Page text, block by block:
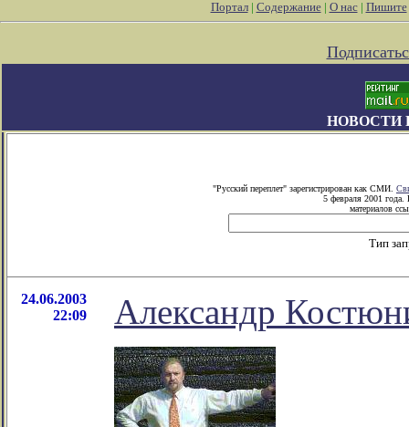
Портал| Содержание| О нас| Пишите
НОВОСТИ
"Русский переплет" зарегистрирован как СМИ.
5 февраля 2001 года.
материалов
Тип
24.06.2003
22:09
Александр